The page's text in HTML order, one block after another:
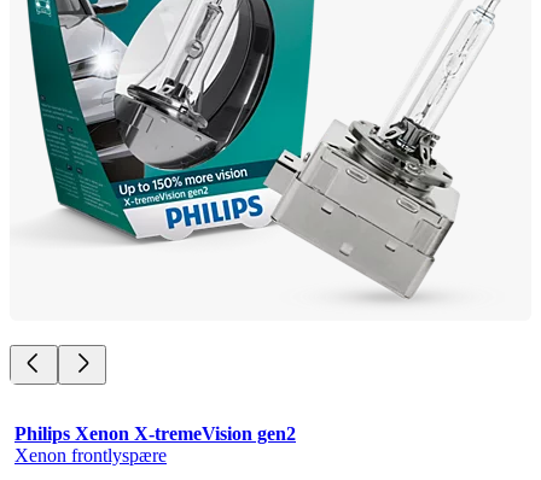
Philips Xenon X-tremeVision gen2
Xenon frontlyspære